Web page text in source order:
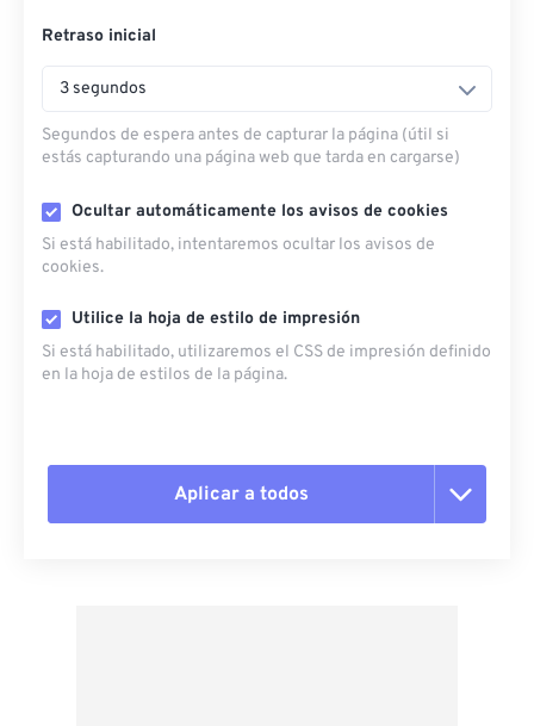
Retraso inicial
3 segundos
Segundos de espera antes de capturar la página (útil si
estás capturando una página web que tarda en cargarse)
Ocultar automáticamente los avisos de cookies
Si está habilitado, intentaremos ocultar los avisos de
cookies.
Utilice la hoja de estilo de impresión
Si está habilitado, utilizaremos el CSS de impresión definido
en la hoja de estilos de la página.
Aplicar a todos